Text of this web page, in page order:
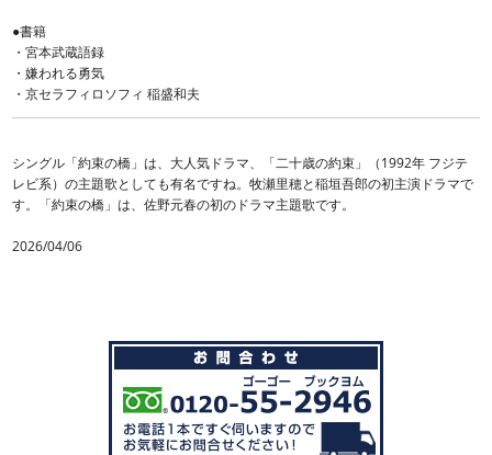
●書籍
・宮本武蔵語録
・嫌われる勇気
・京セラフィロソフィ 稲盛和夫
シングル「約束の橋」は、大人気ドラマ、「二十歳の約束」（1992年 フジテ
レビ系）の主題歌としても有名ですね。牧瀬里穂と稲垣吾郎の初主演ドラマで
す。「約束の橋」は、佐野元春の初のドラマ主題歌です。
2026/04/06